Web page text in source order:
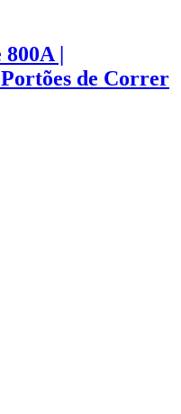
|
de Correr